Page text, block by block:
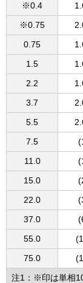
※0.4
※0.75
0.75
1.5
2.2
3.7
5.5
7.5
11.0
15.0
22.0
37.0
55.0
75.0
注1：※印は単相